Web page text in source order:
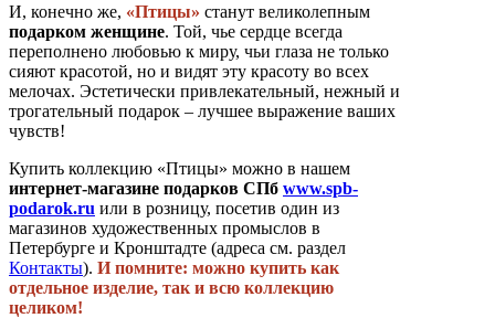
И, конечно же, «Птицы» станут великолепным
подарком женщине. Той, чье сердце всегда
переполнено любовью к миру, чьи глаза не только
сияют красотой, но и видят эту красоту во всех
мелочах. Эстетически привлекательный, нежный и
трогательный подарок – лучшее выражение ваших
чувств!
Купить коллекцию «Птицы» можно в нашем
интернет-магазине подарков СПб www.spb-
podarok.ru или в розницу, посетив один из
магазинов художественных промыслов в
Петербурге и Кронштадте (адреса см. раздел
Контакты). И помните: можно купить как
отдельное изделие, так и всю коллекцию
целиком!